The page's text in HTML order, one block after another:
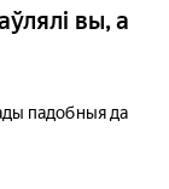
вы, а
падобныя да